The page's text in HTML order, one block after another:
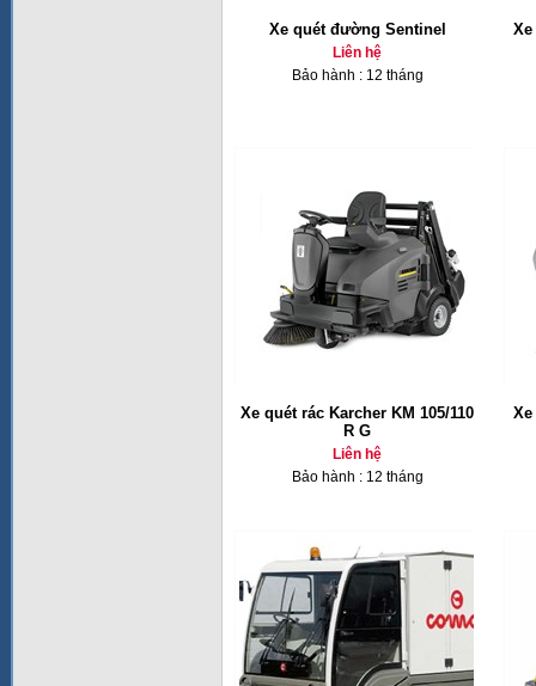
Xe quét đường Sentinel
Liên hệ
Bảo hành : 12 tháng
Xe quét rác Karcher KM 105/110
R G
Liên hệ
Bảo hành : 12 tháng